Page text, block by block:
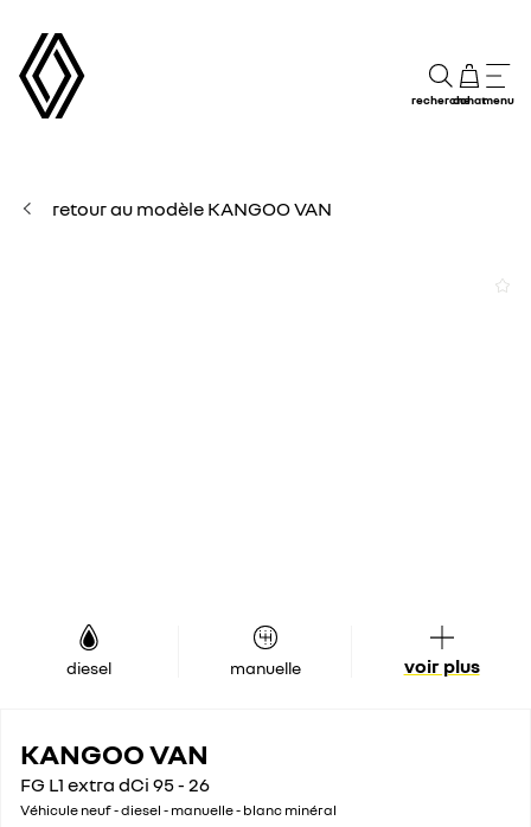
rechercheachatmenu
retour au modèle KANGOO VAN
diesel manuelle voir plus
KANGOO VAN
FG L1 extra dCi 95 - 26
Véhicule neuf - diesel - manuelle - blanc minéral